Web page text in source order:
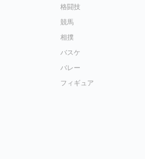
格闘技
競馬
相撲
バスケ
バレー
フィギュア